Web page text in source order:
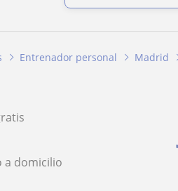
Entrenador personal Madrid
a domicilio